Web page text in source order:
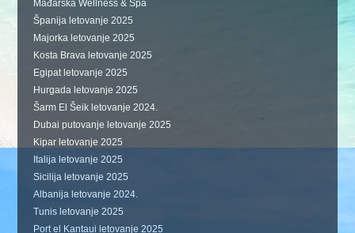
Mađarska Wellness & Spa
Španija letovanje 2025
Majorka letovanje 2025
Kosta Brava letovanje 2025
Egipat letovanje 2025
Hurgada letovanje 2025
Šarm El Šeik letovanje 2024.
Dubai putovanje letovanje 2025
Kipar letovanje 2025
Italija letovanje 2025
Sicilija letovanje 2025
Albanija letovanje 2024.
Tunis letovanje 2025
Port el Kantaui letovanje 2025